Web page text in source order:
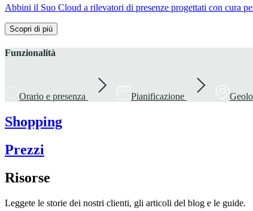
Abbini il Suo Cloud a rilevatori di presenze progettati con cura
Scopri di più
Funzionalità
Orario e presenza Pianificazione
Shopping
Prezzi
Risorse
Leggete le storie dei nostri clienti, gli articoli del blog e le guide.